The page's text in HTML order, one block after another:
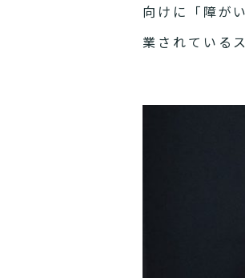
向けに「障が
業されている